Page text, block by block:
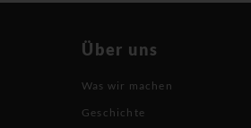
Über uns
Was wir machen
Geschichte